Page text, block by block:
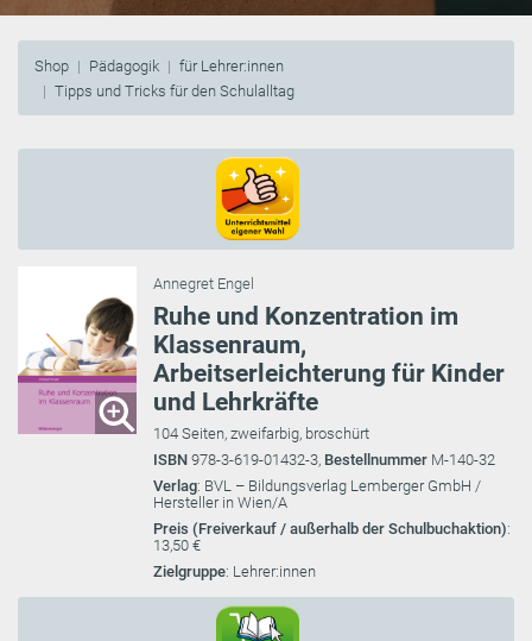
Shop Pädagogik
für Lehrer:innen
Tipps und Tricks für den Schulalltag
Annegret Engel
Ruhe und Konzentration im
Klassenraum,
Arbeitserleichterung für Kinder
und Lehrkräfte
104 Seiten, zweifarbig, broschürt
ISBN 978-3-619-01432-3, Bestellnummer M-140-32
Verlag: BVL – Bildungsverlag Lemberger GmbH /
Hersteller in Wien/A
Preis (Freiverkauf / außerhalb der Schulbuchaktion):
13,50 €
Zielgruppe: Lehrer:innen